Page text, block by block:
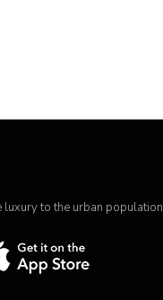
to the urban population